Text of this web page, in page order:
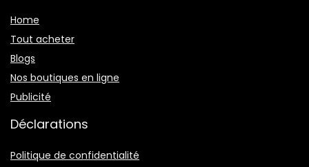
Home
Tout acheter
Blogs
Nos boutiques en ligne
Publicité
Déclarations
Politique de confidentialité